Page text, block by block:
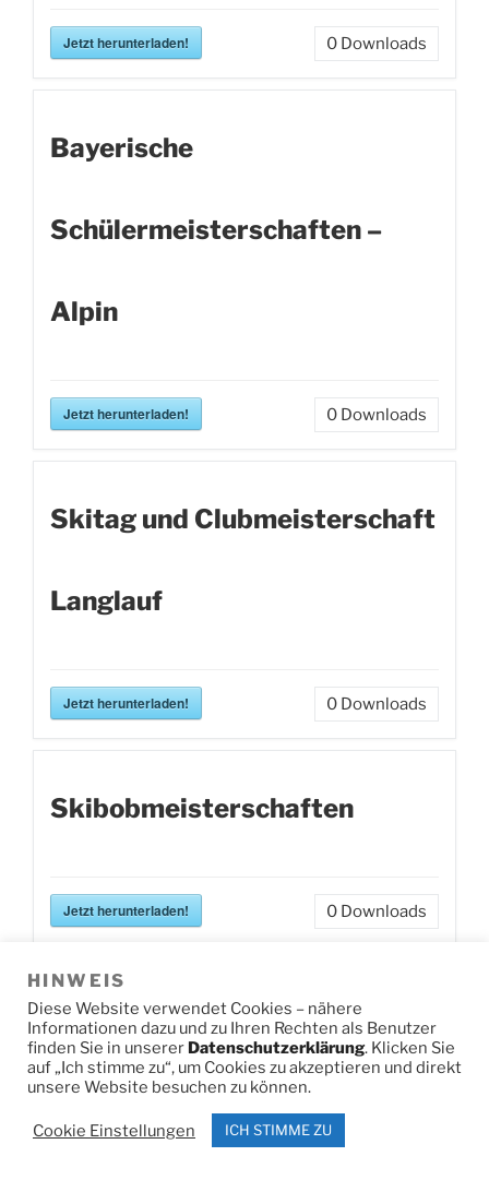
Jetzt herunterladen! 0 Downloads
Bayerische
Schülermeisterschaften –
Alpin
Jetzt herunterladen! 0 Downloads
Skitag und Clubmeisterschaft
Langlauf
Jetzt herunterladen! 0 Downloads
Skibobmeisterschaften
Jetzt herunterladen! 0 Downloads
Sparkassen-Cup 10
0Downloads
HINWEIS
Diese Website verwendet Cookies – nähere
Informationen dazu und zu Ihren Rechten als Benutzer
finden Sie in unsererDatenschutzerklärung. Klicken Sie
auf „Ich stimme zu“, um Cookies zu akzeptieren und direkt
unsere Website besuchen zu können.
Cookie Einstellungen ICH STIMME ZU